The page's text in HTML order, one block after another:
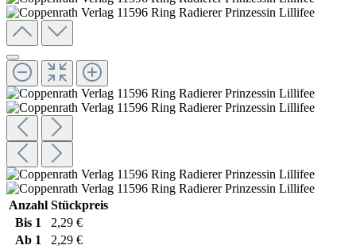
Anzahl Stückpreis
Bis 1
2,29 €
Ab 1 2,29 €